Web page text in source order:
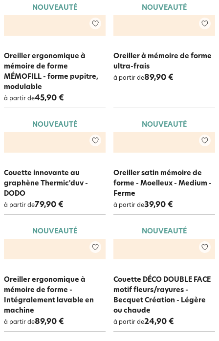
NOUVEAUTÉ
Oreiller ergonomique à
mémoire de forme
MÉMOFILL - forme pupitre,
modulable
à partir de45,90 €
NOUVEAUTÉ
Oreiller à mémoire de forme
ultra-frais
à partir de89,90 €
NOUVEAUTÉ
Couette innovante au
graphène Thermic'duv -
DODO
à partir de79,90 €
NOUVEAUTÉ
Oreiller satin mémoire de
forme - Moelleux - Medium -
Ferme
à partir de39,90 €
NOUVEAUTÉ
Oreiller ergonomique à
mémoire de forme -
Intégralement lavable en
machine
à partir de89,90 €
NOUVEAUTÉ
Couette DÉCO DOUBLE FACE
motif fleurs/rayures -
Becquet Création - Légère
ou chaude
à partir de24,90 €